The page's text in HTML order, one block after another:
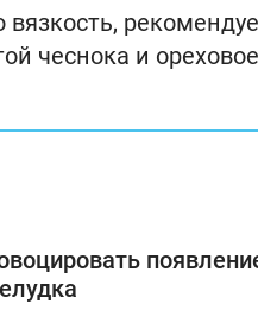
чеснока и ореховое